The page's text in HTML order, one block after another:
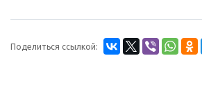
Поделиться ссылкой: